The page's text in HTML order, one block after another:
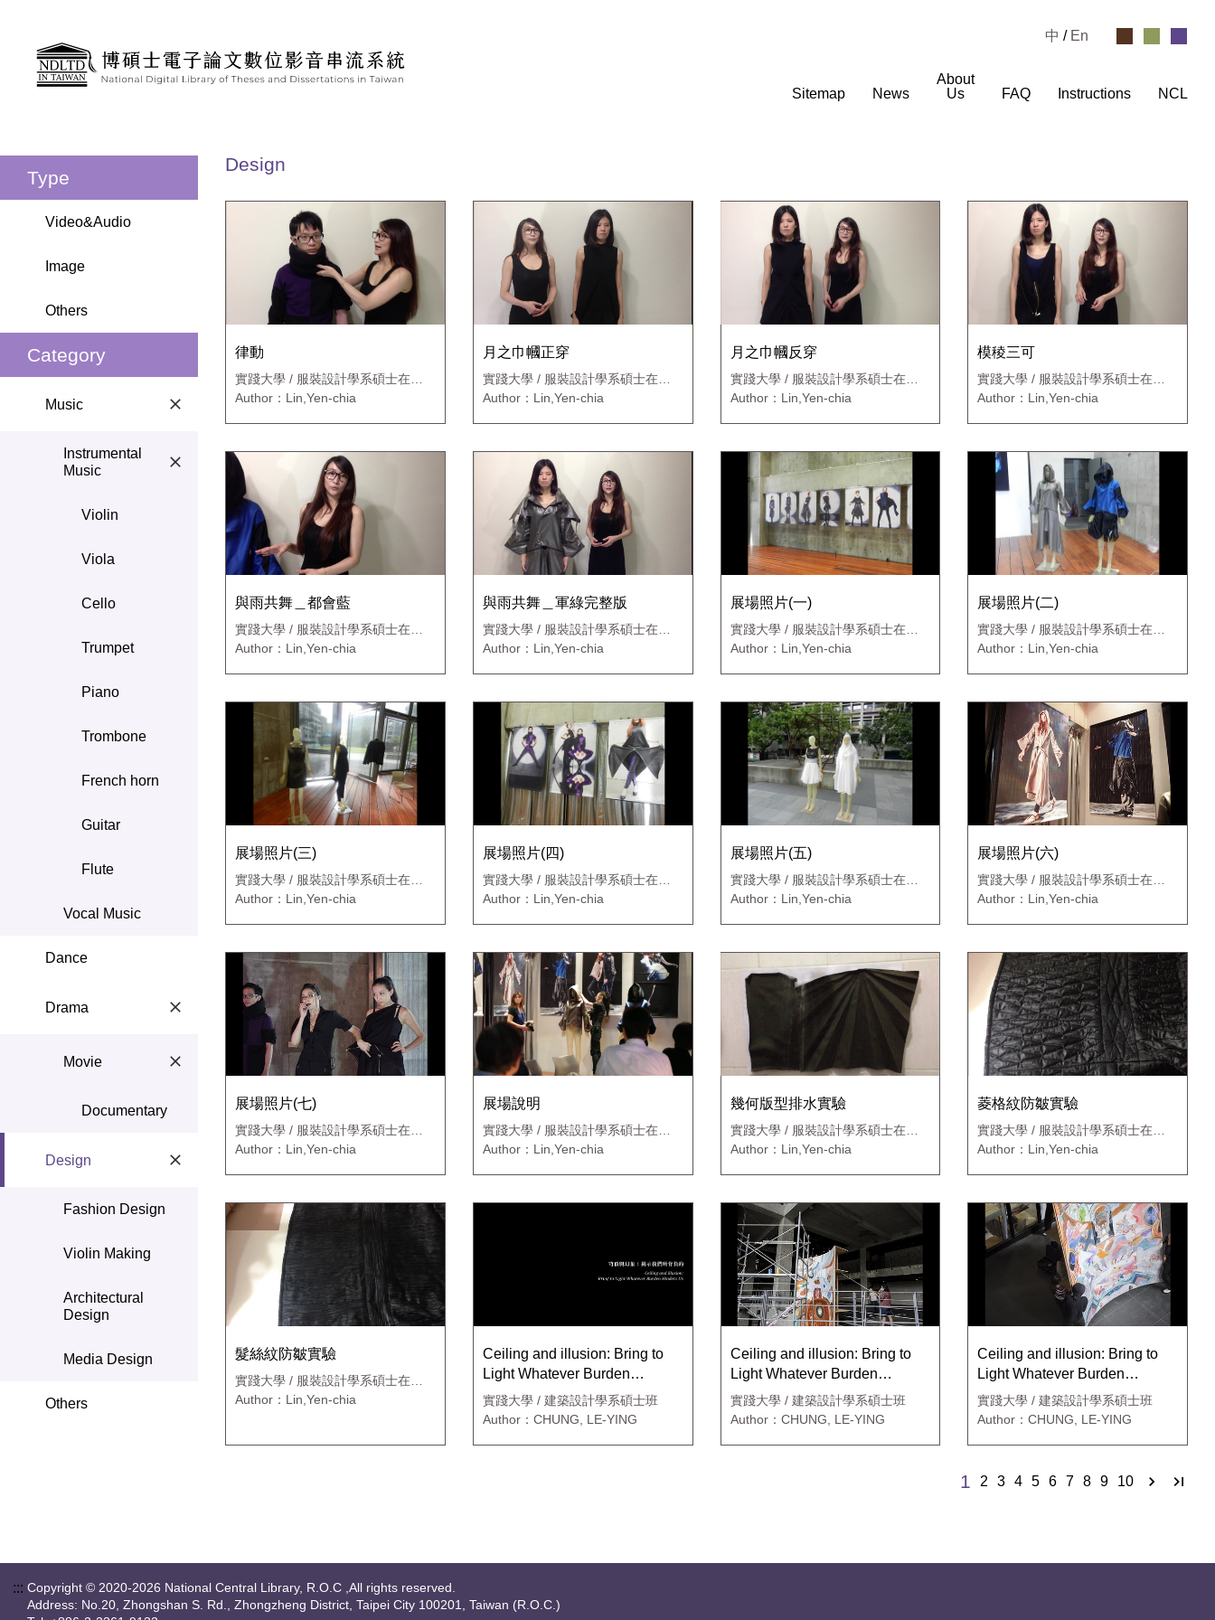
Sitemap News
About
Us
FAQ Instructions NCL
中 / En
Type
Video&Audio
Image
Others
Category
Music
Instrumental
Music
Violin
Viola
Cello
Trumpet
Piano
Trombone
French horn
Guitar
Flute
Vocal Music
Dance
Drama
Movie
Documentary
Design
Fashion Design
Violin Making
Architectural
Design
Media Design
Others
Design
律動
實踐大學 / 服裝設計學系碩士在職
專班
Author：Lin,Yen-chia
月之巾幗正穿
實踐大學 / 服裝設計學系碩士在職
專班
Author：Lin,Yen-chia
月之巾幗反穿
實踐大學 / 服裝設計學系碩士在職
專班
Author：Lin,Yen-chia
模稜三可
實踐大學 / 服裝設計學系碩士在職
專班
Author：Lin,Yen-chia
與雨共舞＿都會藍
實踐大學 / 服裝設計學系碩士在職
專班
Author：Lin,Yen-chia
與雨共舞＿軍綠完整版
實踐大學 / 服裝設計學系碩士在職
專班
Author：Lin,Yen-chia
展場照片(一)
實踐大學 / 服裝設計學系碩士在職
專班
Author：Lin,Yen-chia
展場照片(二)
實踐大學 / 服裝設計學系碩士在職
專班
Author：Lin,Yen-chia
展場照片(三)
實踐大學 / 服裝設計學系碩士在職
專班
Author：Lin,Yen-chia
展場照片(四)
實踐大學 / 服裝設計學系碩士在職
專班
Author：Lin,Yen-chia
展場照片(五)
實踐大學 / 服裝設計學系碩士在職
專班
Author：Lin,Yen-chia
展場照片(六)
實踐大學 / 服裝設計學系碩士在職
專班
Author：Lin,Yen-chia
展場照片(七)
實踐大學 / 服裝設計學系碩士在職
專班
Author：Lin,Yen-chia
展場說明
實踐大學 / 服裝設計學系碩士在職
專班
Author：Lin,Yen-chia
幾何版型排水實驗
實踐大學 / 服裝設計學系碩士在職
專班
Author：Lin,Yen-chia
菱格紋防皺實驗
實踐大學 / 服裝設計學系碩士在職
專班
Author：Lin,Yen-chia
髮絲紋防皺實驗
實踐大學 / 服裝設計學系碩士在職
專班
Author：Lin,Yen-chia
Ceiling and illusion: Bring to
Light Whatever Burden
Hinders Us
實踐大學 / 建築設計學系碩士班
Author：CHUNG, LE-YING
Ceiling and illusion: Bring to
Light Whatever Burden
Hinders Us
實踐大學 / 建築設計學系碩士班
Author：CHUNG, LE-YING
Ceiling and illusion: Bring to
Light Whatever Burden
Hinders Us
實踐大學 / 建築設計學系碩士班
Author：CHUNG, LE-YING
1 2 3 4 5 6 7 8 9 10
::: Copyright © 2020-2026 National Central Library, R.O.C ,All rights reserved.
Address: No.20, Zhongshan S. Rd., Zhongzheng District, Taipei City 100201, Taiwan (R.O.C.)